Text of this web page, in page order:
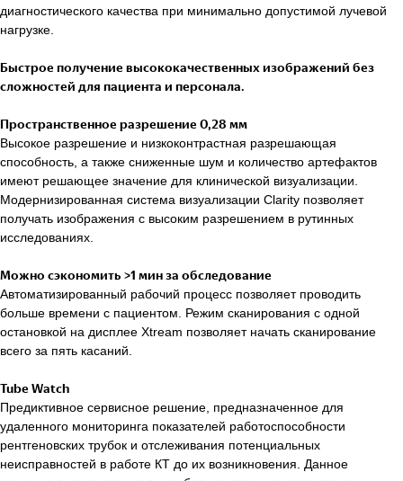
диагностического качества при минимально допустимой лучевой
нагрузке.
Быстрое получение высококачественных изображений без
сложностей для пациента и персонала.
Пространственное разрешение 0,28 мм
Высокое разрешение и низкоконтрастная разрешающая
способность, а также сниженные шум и количество артефактов
имеют решающее значение для клинической визуализации.
Модернизированная система визуализации Clarity позволяет
получать изображения с высоким разрешением в рутинных
исследованиях.
Можно сэкономить >1 мин за обследование
Автоматизированный рабочий процесс позволяет проводить
больше времени с пациентом. Режим сканирования с одной
остановкой на дисплее Xtream позволяет начать сканирование
всего за пять касаний.
Tube Watch
Предиктивное сервисное решение, предназначенное для
удаленного мониторинга показателей работоспособности
рентгеновских трубок и отслеживания потенциальных
неисправностей в работе КТ до их возникновения. Данное